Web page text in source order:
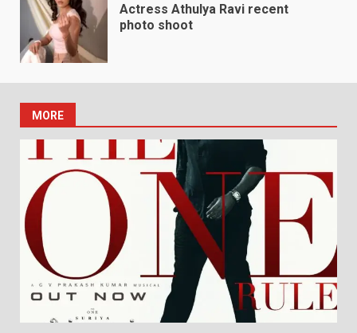
Actress Athulya Ravi recent
photo shoot
MORE